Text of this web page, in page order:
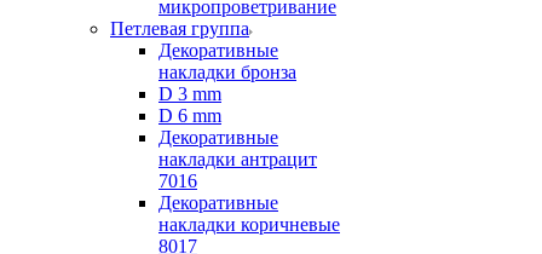
микропроветривание
Петлевая группа
Декоративные
накладки бронза
D 3 mm
D 6 mm
Декоративные
накладки антрацит
7016
Декоративные
накладки коричневые
8017